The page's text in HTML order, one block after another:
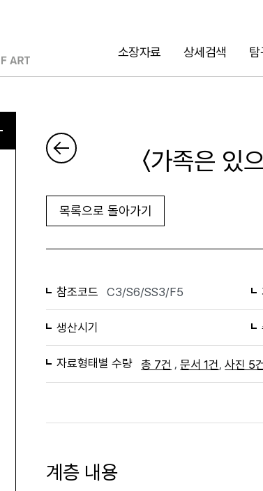
소장자료 상세검색 탐
검색
〈가족은 있
목록으로 돌아가기
참조코드 C3/S6/SS3/F5
생산시기
자료형태별 수량 총 7건 ,문서 1건 ,사진 5
계층 내용